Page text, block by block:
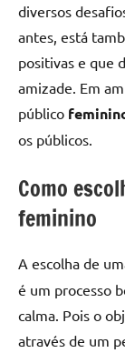
diversos
antes, está
positivas e que
amizade. Em
público
os públicos.
Como
feminino
A escolha de
é um processo
calma. Pois o
através de um